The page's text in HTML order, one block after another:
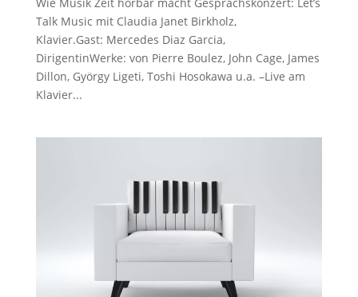
Talk Music mit Claudia Janet Birkholz,
Klavier.Gast: Mercedes Diaz Garcia,
DirigentinWerke: von Pierre Boulez, John Cage, James
Dillon, György Ligeti, Toshi Hosokawa u.a. –Live am
Klavier...